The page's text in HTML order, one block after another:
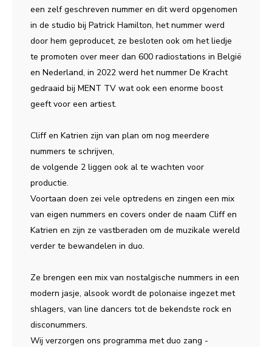
een zelf geschreven nummer en dit werd opgenomen
in de studio bij Patrick Hamilton, het nummer werd
door hem geproducet, ze besloten ook om het liedje
te promoten over meer dan 600 radiostations in België
en Nederland, in 2022 werd het nummer De Kracht
gedraaid bij MENT TV wat ook een enorme boost
geeft voor een artiest.
Cliff en Katrien zijn van plan om nog meerdere
nummers te schrijven,
de volgende 2 liggen ook al te wachten voor
productie.
Voortaan doen zei vele optredens en zingen een mix
van eigen nummers en covers onder de naam Cliff en
Katrien en zijn ze vastberaden om de muzikale wereld
verder te bewandelen in duo.
Ze brengen een mix van nostalgische nummers in een
modern jasje, alsook wordt de polonaise ingezet met
shlagers, van line dancers tot de bekendste rock en
disconummers.
Wij verzorgen ons programma met duo zang -